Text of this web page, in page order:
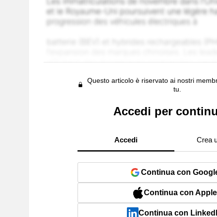
Questo articolo è riservato ai nostri
tu.
Accedi per
Accedi Crea
Continua con
Continua con Apple
Continua con